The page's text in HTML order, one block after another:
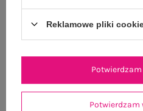
dżetami
Reklamowe pliki
Potwierdzam